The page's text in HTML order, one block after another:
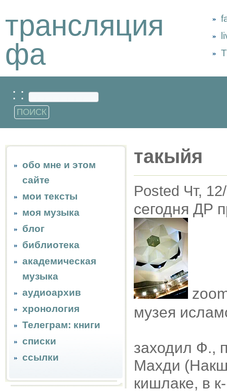
трансляция
фа
: :
обо мне и этом
сайте
мои тексты
моя музыка
блог
библиотека
академическая
музыка
аудиоархив
хронология
Телеграм: книги
списки
ссылки
такыйя
Posted Чт,
сегодня ДР
музея
заходил Ф.,
Махди
кишлаке, в